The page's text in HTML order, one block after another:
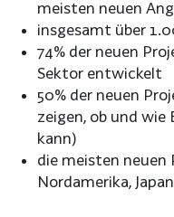
meisten neuen
insgesamt über
74% der neuen
Sektor entwickelt
50% der neuen
zeigen, ob und
kann)
die meisten neuen
Nordamerika,